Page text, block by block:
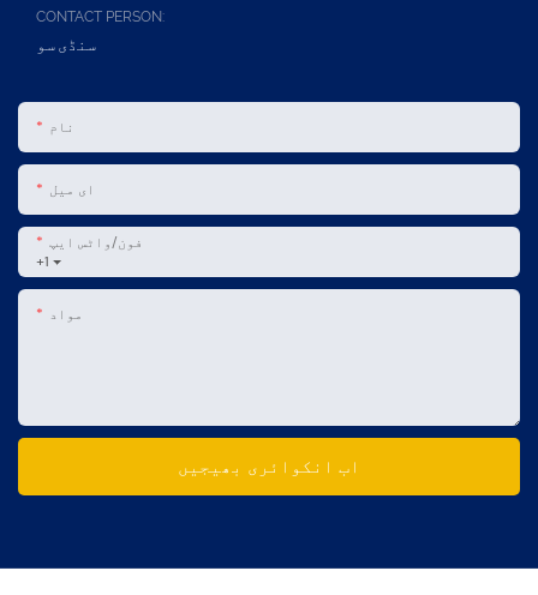
CONTACT PERSON:
سنڈی سو
نام
ای میل
+1
فون/واٹس ایپ
مواد
اب انکوائری بھیجیں